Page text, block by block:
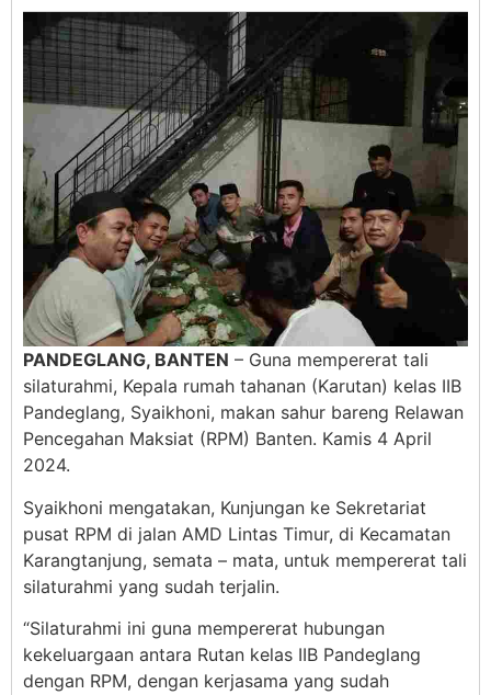
PANDEGLANG, BANTEN – Guna mempererat tali
silaturahmi, Kepala rumah tahanan (Karutan) kelas IIB
Pandeglang, Syaikhoni, makan sahur bareng Relawan
Pencegahan Maksiat (RPM) Banten. Kamis 4 April
2024.
Syaikhoni mengatakan, Kunjungan ke Sekretariat
pusat RPM di jalan AMD Lintas Timur, di Kecamatan
Karangtanjung, semata – mata, untuk mempererat tali
silaturahmi yang sudah terjalin.
“Silaturahmi ini guna mempererat hubungan
kekeluargaan antara Rutan kelas IIB Pandeglang
dengan RPM, dengan kerjasama yang sudah